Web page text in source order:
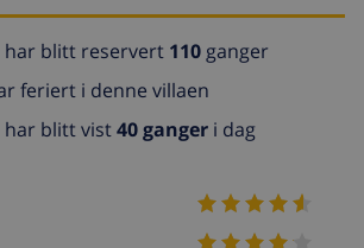
har blitt reservert 110ganger
feriert i denne villaen
har blitt vist40 ganger i dag